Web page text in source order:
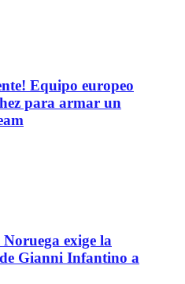
Equipo europeo
para armar un
exige la
Gianni Infantino a